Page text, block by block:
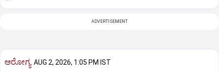
ADVERTISEMENT
ಆರೋಗ್ಯ AUG 2, 2026, 1:05 PM IST